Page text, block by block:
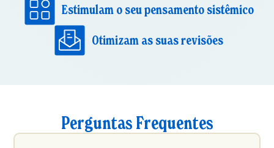
Estimulam o seu pensamento sistêmico
Otimizam as suas revisões
Perguntas Frequentes